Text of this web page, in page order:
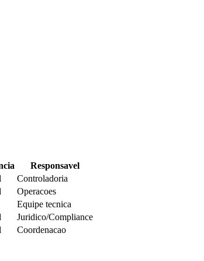
Responsavel
Controladoria
Operacoes
Equipe tecnica
Juridico/Compliance
Coordenacao